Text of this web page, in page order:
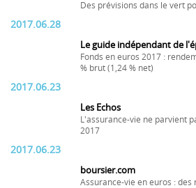
Des prévisions dans le vert
2017.06.28
Le guide indépendant de
Fonds en euros 2017 :
% brut (1,24 % net)
2017.06.23
Les Echos
L'assurance-vie ne parvient
2017
2017.06.23
boursier.com
Assurance-vie en euros : des